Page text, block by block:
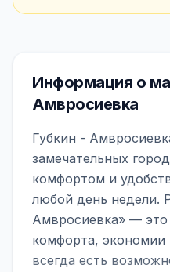
Информация о
Амвросиевка
Губкин -
замечательных
комфортом и
любой день недели.
Амвросиевка» —
комфорта,
всегда есть